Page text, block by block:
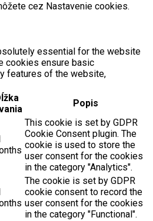
cez Nastavenie cookies.
essential for the website
cookies ensure basic
features of the website,
Popis
This cookie is set by GDPR
Cookie Consent plugin. The
cookie is used to store the
user consent for the cookies
in the category "Analytics".
The cookie is set by GDPR
cookie consent to record the
user consent for the cookies
in the category "Functional".